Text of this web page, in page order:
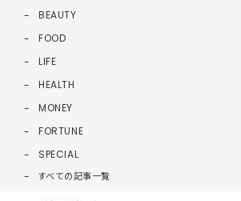
BEAUTY
FOOD
LIFE
HEALTH
MONEY
FORTUNE
SPECIAL
すべての記事一覧